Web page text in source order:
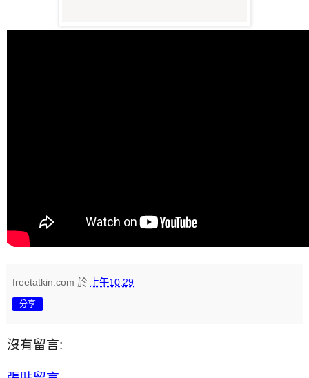
freetatkin.com 於 上午10:29
分享
沒有留言: